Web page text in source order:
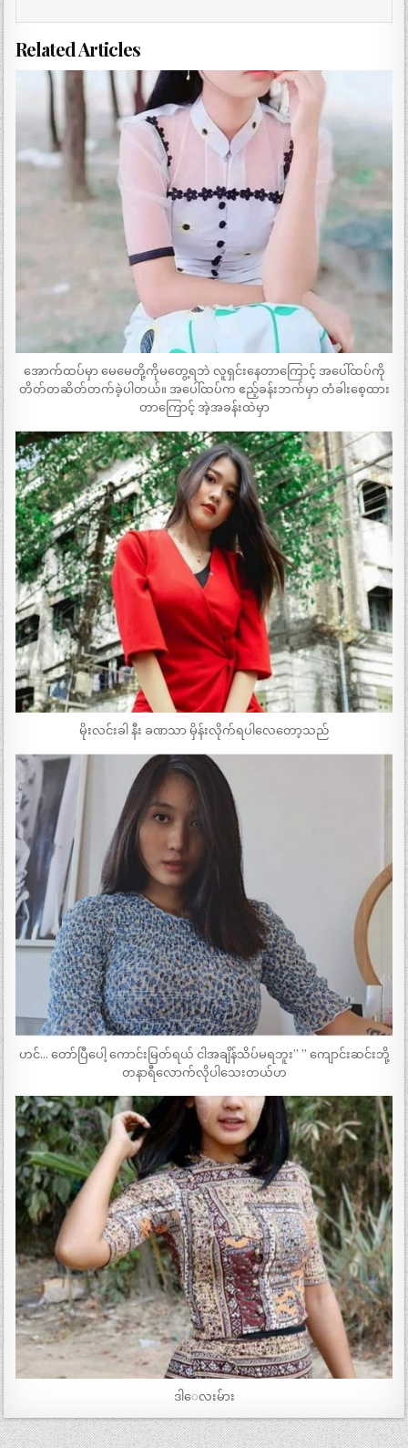
Related Articles
အောက်ထပ်မှာ မေမေတို့ကိုမတွေ့ရဘဲ လူရှင်းနေတာကြောင့် အပေါ်ထပ်ကို
တိတ်တဆိတ်တက်ခဲ့ပါတယ်။ အပေါ်ထပ်က ဧည့်ခန်းဘက်မှာ တံခါးစေ့ထား
တာကြောင့် အဲ့အခန်းထဲမှာ
မိုးလင်းခါ နီး ခဏသာ မှိန်းလိုက်ရပါလေတော့သည်
ဟင်… တော်ပြီပေါ့ ကောင်းမြတ်ရယ် ငါအချိန်သိပ်မရဘူး” ” ကျောင်းဆင်းဘို့
တနာရီလောက်လိုပါသေးတယ်ဟ
ဒါေလးမ်ား